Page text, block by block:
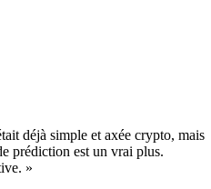
déjà simple et axée crypto, mais
prédiction est un vrai plus.
»